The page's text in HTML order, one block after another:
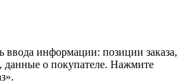
ввода информации: позиции заказа,
данные о покупателе. Нажмите